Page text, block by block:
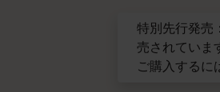
特別先行発売
売されていま
ご購入するに